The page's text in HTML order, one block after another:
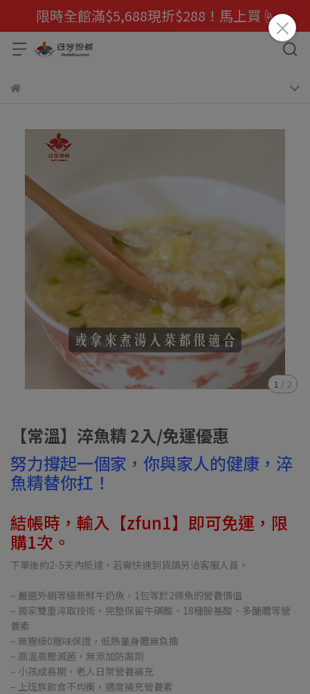
限時全館滿$5,688現折$288！馬上買☝️
1 / 2
【常溫】淬魚精 2入/免運優惠
努力撐起一個家，你與家人的健康，淬
魚精替你扛！
結帳時，輸入【zfun1】即可免運，限
購1次。
下單後約2-5天內抵達，若需快速到貨請另洽客服人員。
– 嚴選外銷等級新鮮牛奶魚，1包等於2條魚的營養價值
– 獨家雙重淬取技術，完整保留牛磺酸、18種胺基酸、多醣體等營
養素
– 無腥級0腥味保證，低熱量身體無負擔
– 高溫高壓滅菌，無添加防腐劑
– 小孩成長期，老人日常營養補充
– 上班族飲食不均衡，適度補充營養素